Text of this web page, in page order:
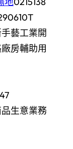
藝工業開
房輔助用
生意業務